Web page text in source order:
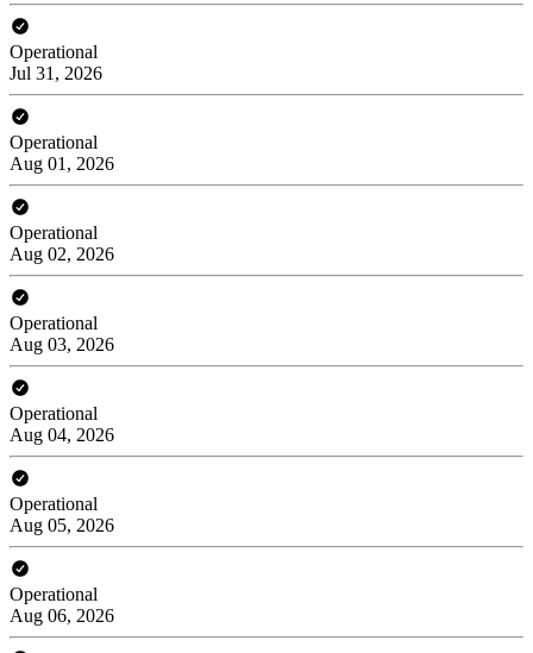
Operational
Jul 31, 2026
Operational
Aug 01, 2026
Operational
Aug 02, 2026
Operational
Aug 03, 2026
Operational
Aug 04, 2026
Operational
Aug 05, 2026
Operational
Aug 06, 2026